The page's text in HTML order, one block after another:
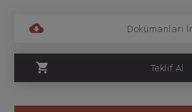
Dokümanları
Teklif Al